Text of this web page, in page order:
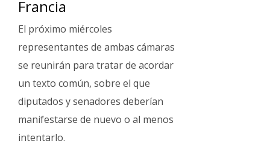
Francia
El próximo miércoles
representantes de ambas cámaras
se reunirán para tratar de acordar
un texto común, sobre el que
diputados y senadores deberían
manifestarse de nuevo o al menos
intentarlo.